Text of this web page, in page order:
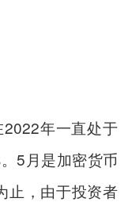
年一直处于
5月是加密货币
止，由于投资者